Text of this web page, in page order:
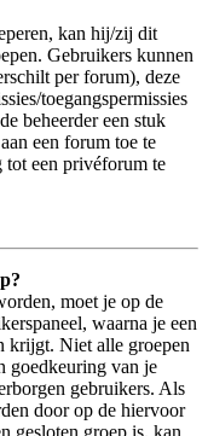
kan hij/zij dit
Gebruikers kunnen
per forum), deze
toegangspermissies
beheerder een stuk
een forum toe te
tot een privéforum te
moet je op de
waarna je een
krijgt. Niet alle groepen
goedkeuring van je
gebruikers. Als
door op de hiervoor